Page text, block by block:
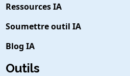
Ressources IA
Soumettre outil IA
Blog IA
Outils